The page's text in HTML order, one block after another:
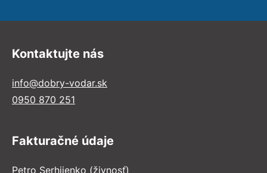
Kontaktujte nás
info@dobry-vodar.sk
0950 870 251
Fakturačné údaje
Petro Serhiienko (živnosť)